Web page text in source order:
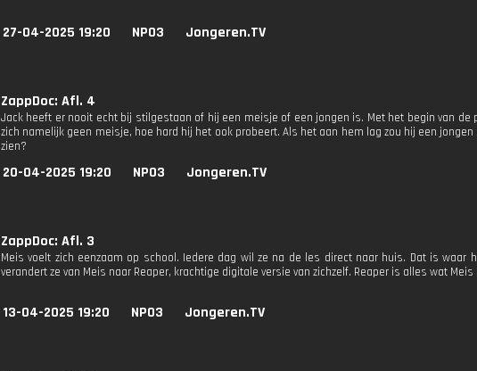
27-04-2025 19:20 NPO3 Jongeren.TV
ZappDoc: Afl. 4
Jack heeft er nooit echt bij stilgestaan of hij een meisje of een jongen is. Met het begin van de
zich namelijk geen meisje, hoe hard hij het ook probeert. Als het aan hem lag zou hij een
zien?
20-04-2025 19:20 NPO3 Jongeren.TV
ZappDoc: Afl. 3
Meis voelt zich eenzaam op school. Iedere dag wil ze na de les direct naar huis. Dat is waar
verandert ze van Meis naar Reaper, krachtige digitale versie van zichzelf. Reaper is alles wat
13-04-2025 19:20 NPO3 Jongeren.TV